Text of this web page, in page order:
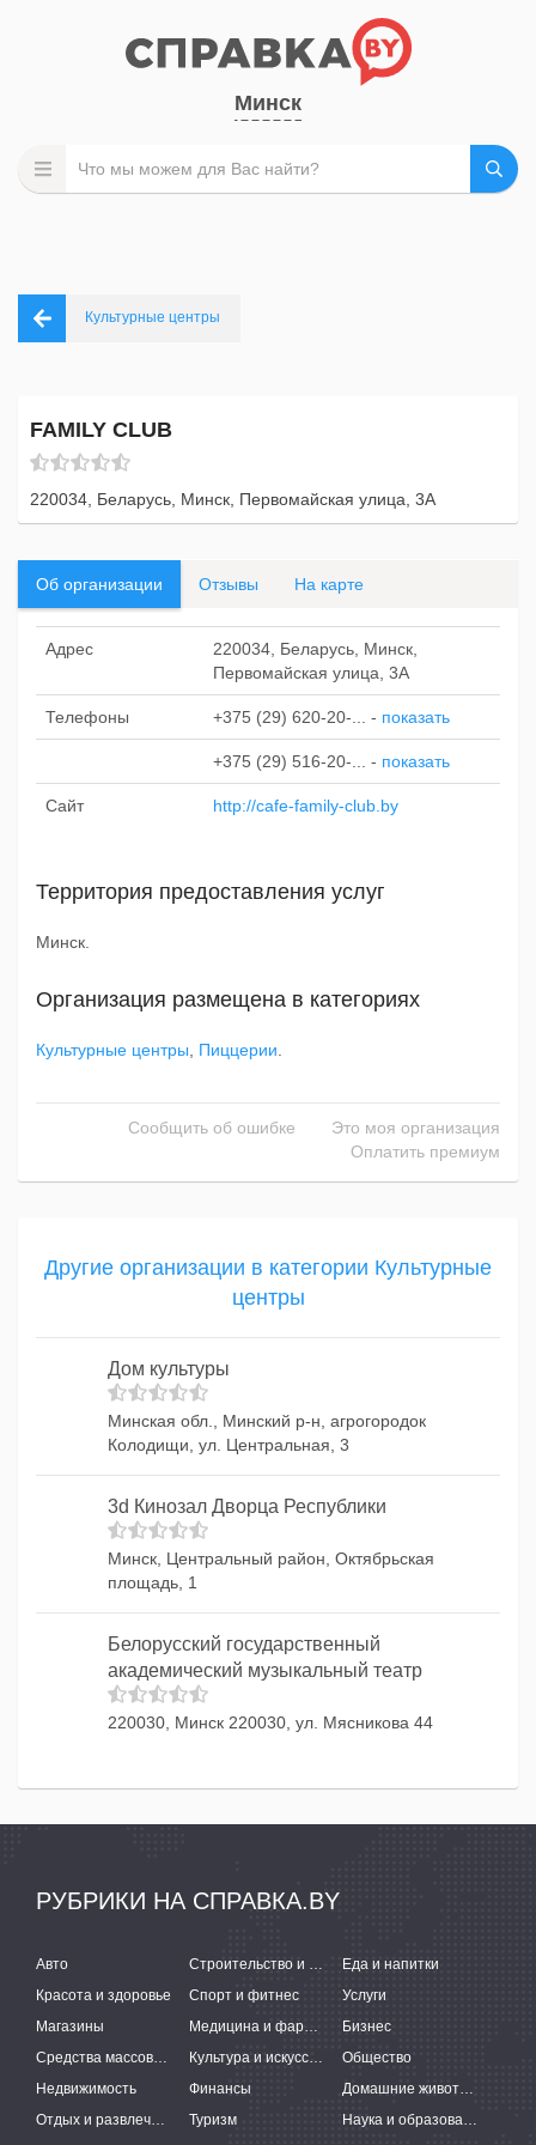
Минск
Культурные центры
FAMILY СLUB
220034, Беларусь, Минск, Первомайская улица, 3А
Об организации Отзывы На карте
Адрес
220034, Беларусь, Минск,
Первомайская улица, 3А
Телефоны +375 (29) 620-20-... - показать
+375 (29) 516-20-... - показать
Сайт http://cafe-family-club.by
Территория предоставления услуг
Минск.
Организация размещена в категориях
Культурные центры Пиццерии
Сообщить об ошибке
Это моя организация
Оплатить премиум
Другие организации в категории Культурные
центры
Дом культуры
Минская обл., Минский р-н, агрогородок
Колодищи, ул. Центральная, 3
3d Кинозал Дворца Республики
Минск, Центральный район, Октябрьская
площадь, 1
Белорусский государственный
академический музыкальный театр
220030, Минск 220030, ул. Мясникова 44
РУБРИКИ НА СПРАВКА.BY
Авто Строительство и ремонт
Еда и напитки
Красота и здоровье
Спорт и фитнес
Услуги
Магазины
Медицина и фармацевтика
Бизнес
Средства массовой информации
Культура и искусство
Общество
Недвижимость
Финансы
Домашние животные
Отдых и развлечения
Туризм
Наука и образование